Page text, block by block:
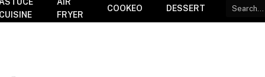
CUISINE
FRYER
COOKEO DESSERT